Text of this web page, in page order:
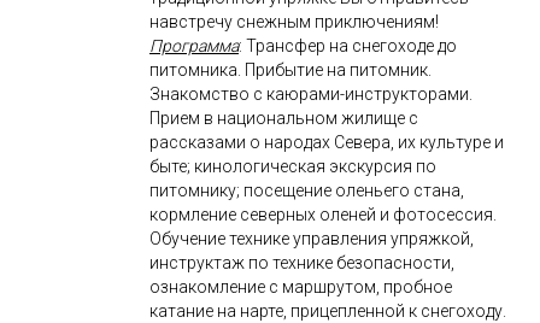
навстречу снежным приключениям!
Программа: Трансфер на снегоходе до
питомника. Прибытие на питомник.
Знакомство с каюрами-инструкторами.
Прием в национальном жилище с
рассказами о народах Севера, их культуре и
быте; кинологическая экскурсия по
питомнику; посещение оленьего стана,
кормление северных оленей и фотосессия.
Обучение технике управления упряжкой,
инструктаж по технике безопасности,
ознакомление с маршрутом, пробное
катание на нарте, прицепленной к снегоходу.